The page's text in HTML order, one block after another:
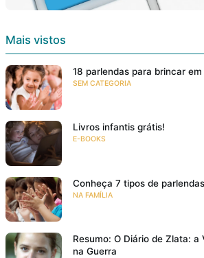
Mais vistos
18 parlendas para brincar
SEM CATEGORIA
Livros infantis grátis!
E-BOOKS
Conheça 7 tipos de parlendas
NA FAMÍLIA
Resumo: O Diário de Zlata: a
na Guerra